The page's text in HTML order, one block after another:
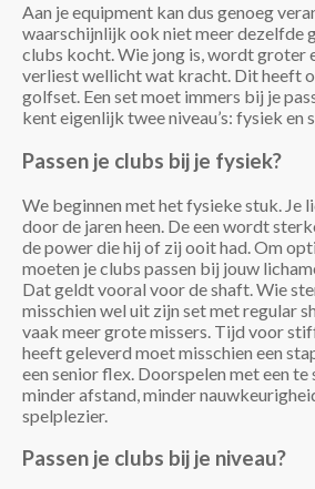
Aan je equipment kan dus genoeg
waarschijnlijk ook niet meer dezelfde
clubs kocht. Wie jong is, wordt groter
verliest wellicht wat kracht. Dit heeft
golfset. Een set moet immers bij je
kent eigenlijk twee niveau’s: fysiek en
Passen je clubs bij je fysiek?
We beginnen met het fysieke stuk. Je
door de jaren heen. De een wordt
de power die hij of zij ooit had. Om
moeten je clubs passen bij jouw
Dat geldt vooral voor de shaft. Wie
misschien wel uit zijn set met regular
vaak meer grote missers. Tijd voor
heeft geleverd moet misschien een
een senior flex. Doorspelen met een
minder afstand, minder
spelplezier.
Passen je clubs bij je niveau?